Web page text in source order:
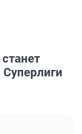
Суперлиги